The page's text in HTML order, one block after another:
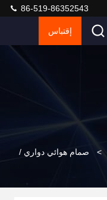
86-519-86352543
إقتباس
> صمام هوائي دواري /